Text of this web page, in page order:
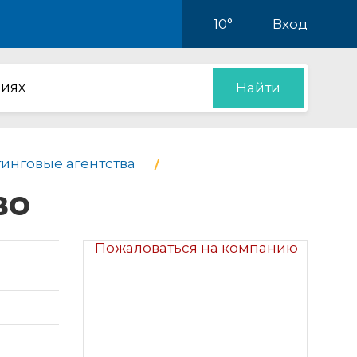
10° Вход
Найти
агентства
Пожаловаться на компанию